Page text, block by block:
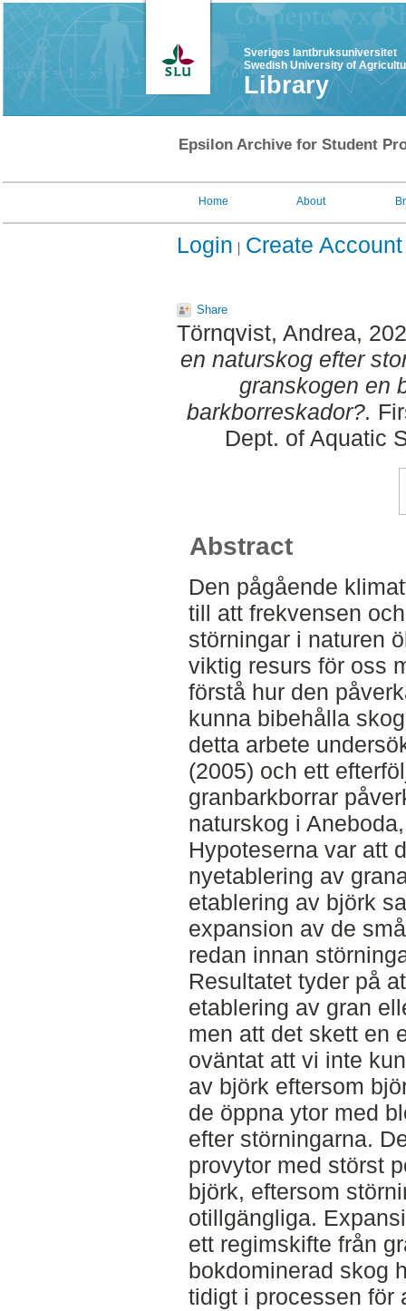
Sveriges lantbruksuniversitet
Swedish University of
Library
Epsilon Archive for Student
Home About
Login Create Account
Share
Törnqvist, Andrea,
en naturskog efter
granskogen en
barkborreskador?.
Dept. of Aquatic
Abstract
Den pågående
till att frekvensen
störningar i naturen
viktig resurs för oss
förstå hur den
kunna bibehålla
detta arbete
(2005) och ett
granbarkborrar
naturskog i
Hypoteserna var att
nyetablering av
etablering av björk
expansion av de
redan innan
Resultatet tyder på
etablering av gran
men att det skett en
oväntat att vi inte
av björk eftersom
de öppna ytor med
efter störningarna.
provytor med störst
björk, eftersom
otillgängliga.
ett regimskifte från
bokdominerad skog
tidigt i processen för